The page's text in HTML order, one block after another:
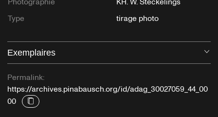
Type
tirage photo
Exemplaires
Permalink:
https://archives.pinabausch.org/id/adag_30027059_44_00
00